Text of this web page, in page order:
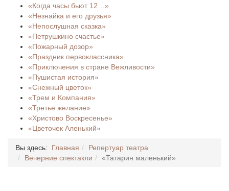
«Когда часы бьют 12…»
«Незнайка и его друзья»
«Непослушная сказка»
«Петрушкино счастье»
«Пожарный дозор»
«Праздник первоклассника»
«Приключения в стране Вежливости»
«Пушистая история»
«Снежный цветок»
«Трем и Компания»
«Третье желание»
«Христово Воскресенье»
«Цветочек Аленький»
Вы здесь: Главная
Репертуар театра
Вечерние спектакли
«Татарин маленький»